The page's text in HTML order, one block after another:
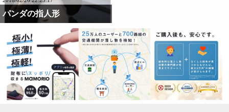
パンダの指人形